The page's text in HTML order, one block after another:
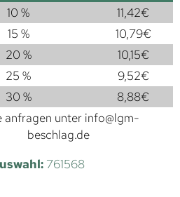
10 % 11,42€
15 % 10,79€
20 % 10,15€
25 % 9,52€
30 % 8,88€
anfragen unter info@lgm-
beschlag.de
761568